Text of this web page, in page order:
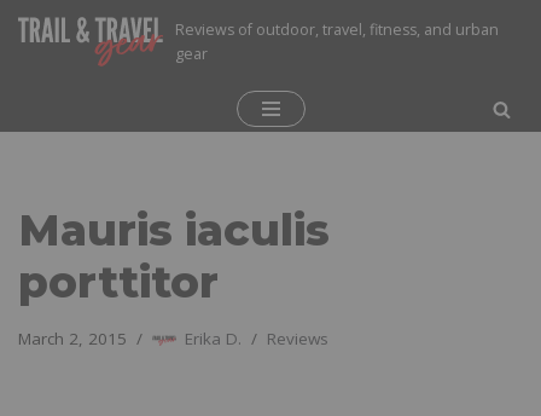
Reviews of outdoor, travel, fitness, and urban
gear
Mauris iaculis
porttitor
March 2, 2015 Erika D. Reviews